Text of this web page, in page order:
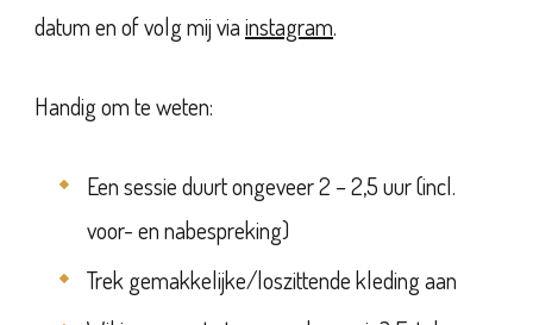
datum en of volg mij viainstagram.
Handig om te weten:
Een sessie duurt ongeveer 2 – 2,5 uur (incl.
voor- en nabespreking)
Trek gemakkelijke/loszittende kleding aan